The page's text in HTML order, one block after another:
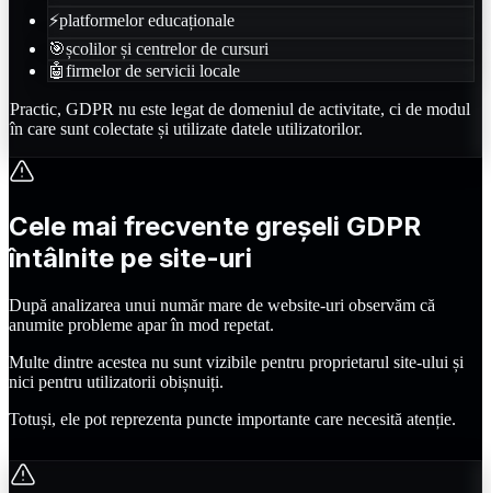
⚡platformelor educaționale
🎯școlilor și centrelor de cursuri
🤖firmelor de servicii locale
Practic, GDPR nu este legat de domeniul de activitate, ci de modul
în care sunt colectate și utilizate datele utilizatorilor.
Cele mai frecvente greșeli GDPR
întâlnite pe site-uri
După analizarea unui număr mare de website-uri observăm că
anumite probleme apar în mod repetat.
Multe dintre acestea nu sunt vizibile pentru proprietarul site-ului și
nici pentru utilizatorii obișnuiți.
Totuși, ele pot reprezenta puncte importante care necesită atenție.